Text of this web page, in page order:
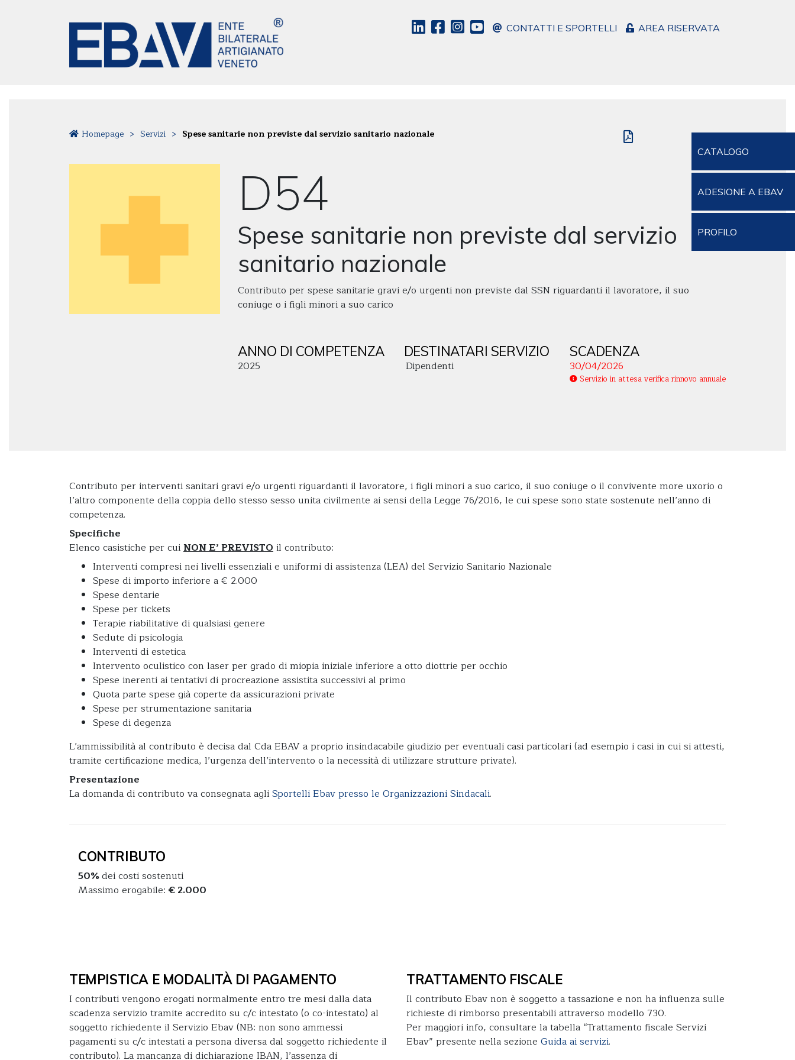
CATALOGO
ADESIONE A EBAV
PROFILO
CONTATTI E SPORTELLI AREA RISERVATA
Homepage > Servizi > Spese sanitarie non previste dal servizio sanitario nazionale
D54
Spese sanitarie non previste dal servizio
sanitario nazionale
Contributo per spese sanitarie gravi e/o urgenti non previste dal SSN riguardanti il lavoratore, il suo
coniuge o i figli minori a suo carico
ANNO DI COMPETENZA
2025
DESTINATARI SERVIZIO
Dipendenti
SCADENZA
30/04/2026
Servizio in attesa verifica rinnovo annuale
Contributo per interventi sanitari gravi e/o urgenti riguardanti il lavoratore, i figli minori a suo carico, il suo coniuge o il convivente more uxorio o
l’altro componente della coppia dello stesso sesso unita civilmente ai sensi della Legge 76/2016, le cui spese sono state sostenute nell’anno di
competenza.
Specifiche
Elenco casistiche per cuiNON E’ PREVISTOil contributo:
Interventi compresi nei livelli essenziali e uniformi di assistenza (LEA) del Servizio Sanitario Nazionale
Spese di importo inferiore a € 2.000
Spese dentarie
Spese per tickets
Terapie riabilitative di qualsiasi genere
Sedute di psicologia
Interventi di estetica
Intervento oculistico con laser per grado di miopia iniziale inferiore a otto diottrie per occhio
Spese inerenti ai tentativi di procreazione assistita successivi al primo
Quota parte spese già coperte da assicurazioni private
Spese per strumentazione sanitaria
Spese di degenza
L’ammissibilità al contributo è decisa dal Cda EBAV a proprio insindacabile giudizio per eventuali casi particolari (ad esempio i casi in cui si attesti,
tramite certificazione medica, l’urgenza dell’intervento o la necessità di utilizzare strutture private).
Presentazione
La domanda di contributo va consegnata agliSportelli Ebav presso le Organizzazioni Sindacali.
CONTRIBUTO
50%dei costi sostenuti
Massimo erogabile: € 2.000
TEMPISTICA E MODALITÀ DI PAGAMENTO
I contributi vengono erogati normalmente entro tre mesi dalla data
scadenza servizio tramite accredito su c/c intestato (o co-intestato) al
soggetto richiedente il Servizio Ebav (NB: non sono ammessi
pagamenti su c/c intestati a persona diversa dal soggetto richiedente il
contributo). La mancanza di dichiarazione IBAN, l’assenza di
TRATTAMENTO FISCALE
Il contributo Ebav non è soggetto a tassazione e non ha influenza sulle
richieste di rimborso presentabili attraverso modello 730.
Per maggiori info, consultare la tabella “Trattamento fiscale Servizi
Ebav” presente nella sezione Guida ai servizi.